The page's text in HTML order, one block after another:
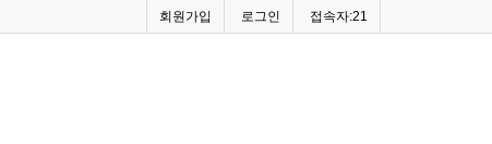
회원가입 로그인 접속자:21